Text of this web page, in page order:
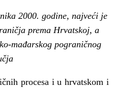
2000. godine, najveći je
prema Hrvatskoj, a
mađarskog pograničnog
procesa i u hrvatskom i